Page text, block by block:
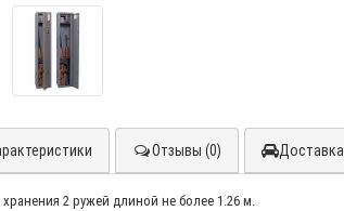
Отзывы (0) Доставка
2 ружей длиной не более 1.26 м.